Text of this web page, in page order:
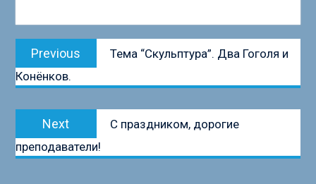
Навигация
записям
Previous
Previous
post:
Тема “Скульптура”. Два Гоголя и
Конёнков.
Next
post:
С праздником, дорогие
преподаватели!